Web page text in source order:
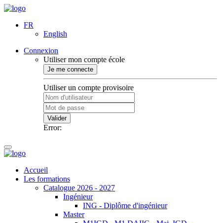
FR
English
Connexion
Utiliser mon compte école
Je me connecte
Utiliser un compte provisoire
Valider
Error:
Accueil
Les formations
Catalogue 2026 - 2027
Ingénieur
ING - Diplôme d'ingénieur
Master